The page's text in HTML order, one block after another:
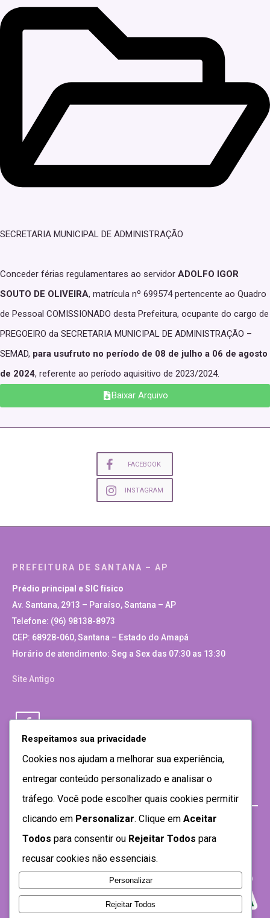
SECRETARIA MUNICIPAL DE ADMINISTRAÇÃO
Conceder férias regulamentares ao servidor ADOLFO IGOR
SOUTO DE OLIVEIRA, matrícula nº 699574 pertencente ao Quadro
de Pessoal COMISSIONADO desta Prefeitura, ocupante do cargo de
PREGOEIRO da SECRETARIA MUNICIPAL DE ADMINISTRAÇÃO –
SEMAD, para usufruto no período de 08 de julho a 06 de agosto
de 2024, referente ao período aquisitivo de 2023/2024.
Baixar Arquivo
FACEBOOK
INSTAGRAM
PREFEITURA DE SANTANA – AP
Prédio principal e SIC físico
Av. Santana, 2913 – Paraíso, Santana – AP
Telefone: (96) 98138-8973
CEP: 68928-060, Santana – Estado do Amapá
Horário de atendimento: Seg a Sex das 07:30 as 13:30
Site Antigo
Respeitamos sua privacidade
Cookies nos ajudam a melhorar sua experiência,
entregar conteúdo personalizado e analisar o
tráfego. Você pode escolher quais cookies permitir
clicando em Personalizar. Clique em Aceitar
Todos para consentir ou Rejeitar Todos para
recusar cookies não essenciais.
Personalizar
Rejeitar Todos